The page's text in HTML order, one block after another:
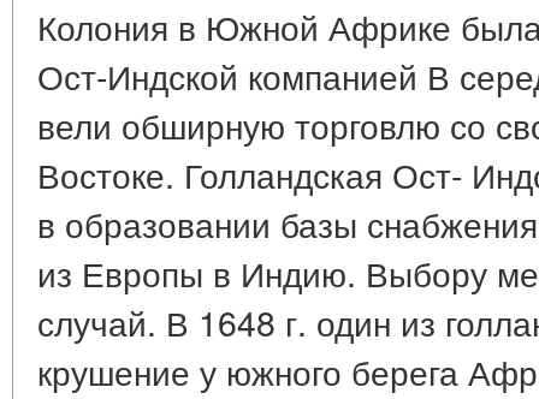
Колония в Южной Африке была
Ост-Индской компанией В
вели обширную торговлю со
Востоке. Голландская Ост-
в образовании базы
из Европы в Индию. Выбору
случай. В 1648 г. один из
крушение у южного берега